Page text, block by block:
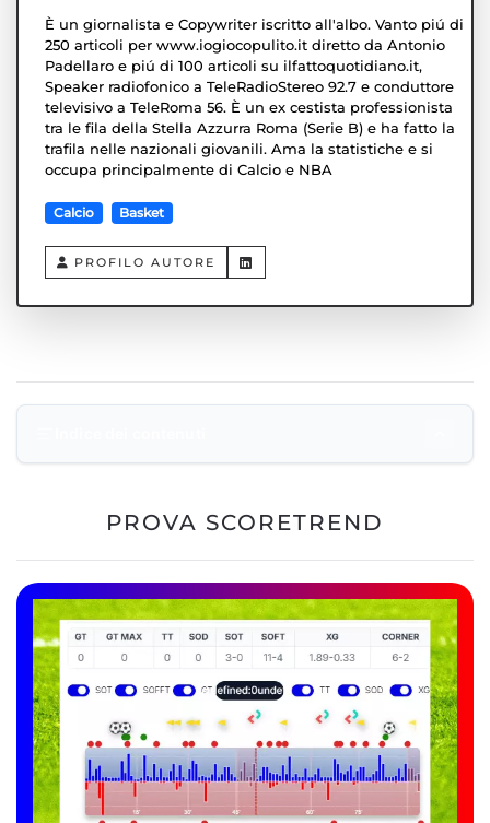
È un giornalista e Copywriter iscritto all'albo. Vanto piú di
250 articoli per www.iogiocopulito.it diretto da Antonio
Padellaro e piú di 100 articoli su ilfattoquotidiano.it,
Speaker radiofonico a TeleRadioStereo 92.7 e conduttore
televisivo a TeleRoma 56. È un ex cestista professionista
tra le fila della Stella Azzurra Roma (Serie B) e ha fatto la
trafila nelle nazionali giovanili. Ama la statistiche e si
occupa principalmente di Calcio e NBA
Calcio Basket
PROFILO AUTORE
Ultimi Articoli
PROVA SCORETREND